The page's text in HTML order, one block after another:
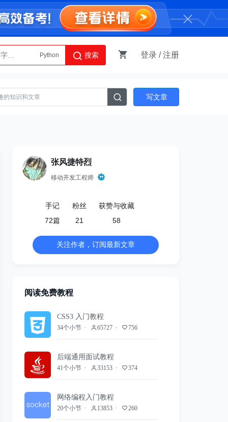
Python
AI智能体
搜索 登录 /注册
写文章
张风捷特烈
移动开发工程师
手记
72篇
粉丝
21
获赞与收藏
58
关注作者，订阅最新文章
阅读免费教程
CSS3 入门教程
34个小节 65727 756
后端通用面试教程
41个小节 33153 374
网络编程入门教程
20个小节 13853 260